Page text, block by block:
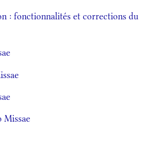
: fonctionnalités et corrections du
Missae